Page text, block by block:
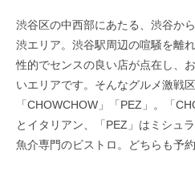
渋谷区の中西部にあたる、渋谷か
渋エリア。渋谷駅周辺の喧騒を離
性的でセンスの良い店が点在し、
いエリアです。そんなグルメ激戦
「CHOWCHOW」「PEZ」。「
とイタリアン、「PEZ」はミシュ
魚介専門のビストロ。どちらも予